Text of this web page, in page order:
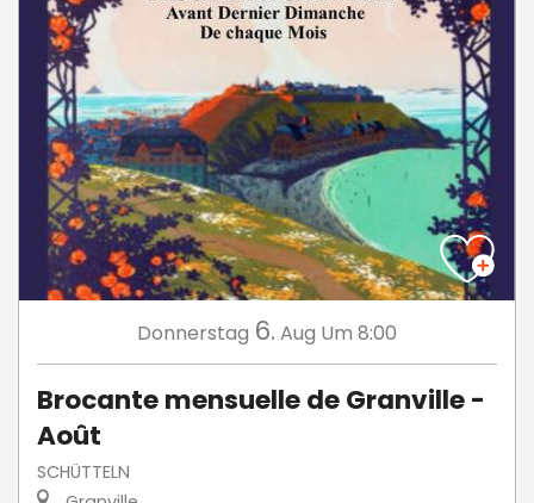
Donnerstag 6. Aug Um 8:00
Brocante mensuelle de Granville -
Août
SCHÜTTELN